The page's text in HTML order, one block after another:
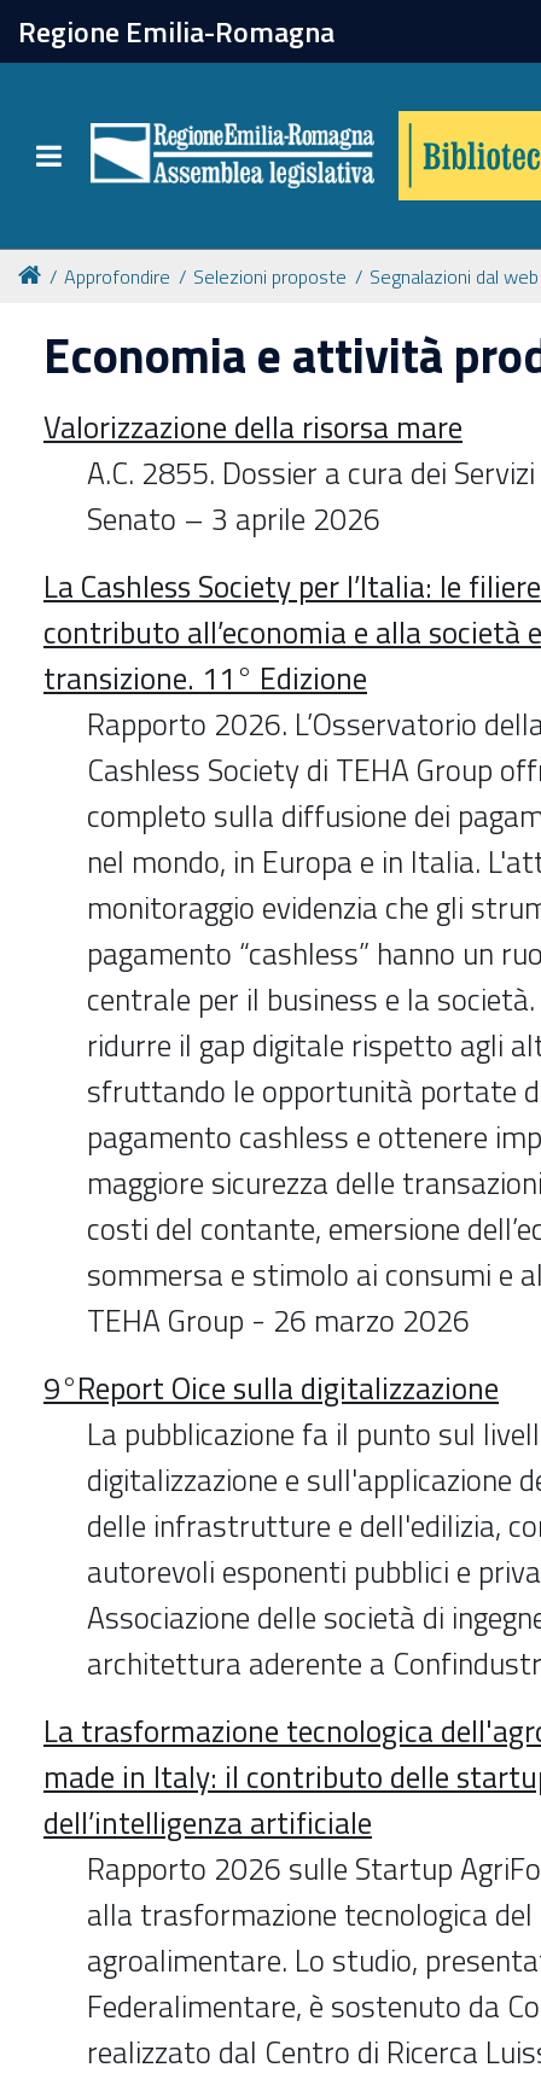
Regione Emilia-Romagna
Toggle navigation
chiudi
Catalogo online
Collezioni
Per approfondire
Appuntamenti
Prenotazione spazi
Approfondire Selezioni proposte Segnalazioni dal web
Economia e attività
Valorizzazione della risorsa mare
A.C. 2855. Dossier a cura dei
Senato – 3 aprile 2026
La Cashless Society per l’Italia: le
contributo all’economia e alla società
transizione. 11° Edizione
Rapporto 2026. L’Osservatorio
Cashless Society di TEHA Group
completo sulla diffusione dei
nel mondo, in Europa e in Italia.
monitoraggio evidenzia che gli
pagamento “cashless” hanno un
centrale per il business e la società.
ridurre il gap digitale rispetto agli
sfruttando le opportunità portate
pagamento cashless e ottenere
maggiore sicurezza delle
costi del contante, emersione
sommersa e stimolo ai consumi e
TEHA Group - 26 marzo 2026
9°Report Oice sulla digitalizzazione
La pubblicazione fa il punto sul
digitalizzazione e sull'applicazione
delle infrastrutture e dell'edilizia,
autorevoli esponenti pubblici e
Associazione delle società di
architettura aderente a
La trasformazione tecnologica
made in Italy: il contributo delle
dell’intelligenza artificiale
Rapporto 2026 sulle Startup
alla trasformazione tecnologica
agroalimentare. Lo studio,
Federalimentare, è sostenuto da
realizzato dal Centro di Ricerca